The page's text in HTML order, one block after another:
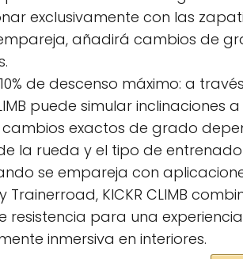
exclusivamente con las
añadirá cambios de
de descenso máximo: a
puede simular inclinaciones
cambios exactos de grado
la rueda y el tipo de
se empareja con
Trainerroad, KICKR CLIMB
resistencia para una
inmersiva en interiores.